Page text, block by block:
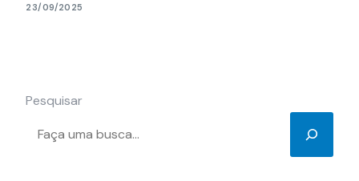
23/09/2025
Pesquisar